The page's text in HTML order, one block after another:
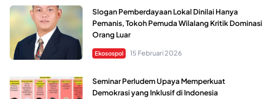
Slogan Pemberdayaan Lokal Dinilai Hanya
Pemanis, Tokoh Pemuda Wilalang Kritik Dominasi
Orang Luar
Ekosospol 15 Februari 2026
Seminar Perludem Upaya Memperkuat
Demokrasi yang Inklusif di Indonesia